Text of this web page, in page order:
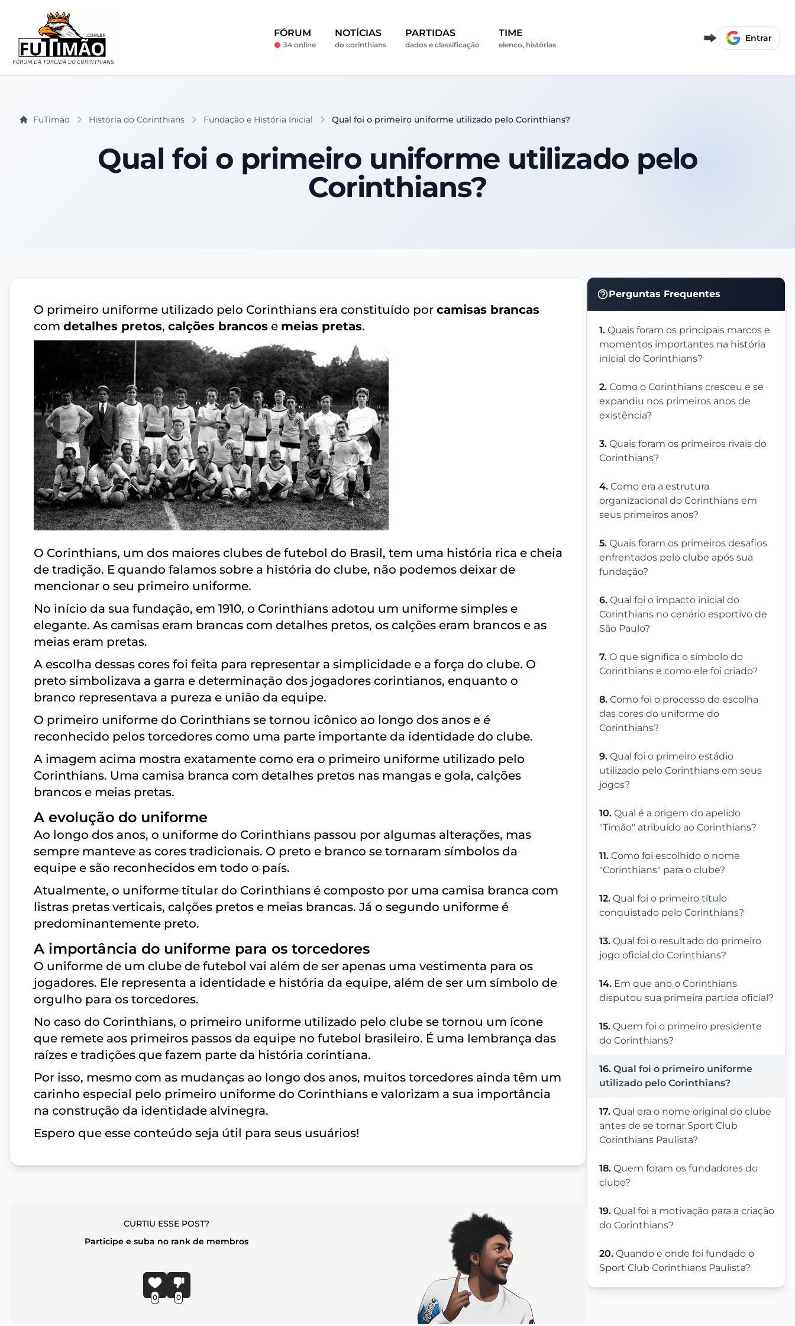
FÓRUM
34 online
NOTÍCIAS
do corinthians
PARTIDAS
dados e classificação
TIME
elenco, histórias
Entrar
FuTimão História do Corinthians Fundação e História Inicial Qual foi o primeiro uniforme utilizado pelo Corinthians?
Qual foi o primeiro uniforme utilizado pelo
Corinthians?
Perguntas Frequentes
1. Quais foram os principais marcos e
momentos importantes na história
inicial do Corinthians?
2. Como o Corinthians cresceu e se
expandiu nos primeiros anos de
existência?
3. Quais foram os primeiros rivais do
Corinthians?
4. Como era a estrutura
organizacional do Corinthians em
seus primeiros anos?
5. Quais foram os primeiros desafios
enfrentados pelo clube após sua
fundação?
6. Qual foi o impacto inicial do
Corinthians no cenário esportivo de
São Paulo?
7. O que significa o símbolo do
Corinthians e como ele foi criado?
8. Como foi o processo de escolha
das cores do uniforme do
Corinthians?
9. Qual foi o primeiro estádio
utilizado pelo Corinthians em seus
jogos?
10. Qual é a origem do apelido
"Timão" atribuído ao Corinthians?
11. Como foi escolhido o nome
"Corinthians" para o clube?
12. Qual foi o primeiro título
conquistado pelo Corinthians?
13. Qual foi o resultado do primeiro
jogo oficial do Corinthians?
14. Em que ano o Corinthians
disputou sua primeira partida oficial?
15. Quem foi o primeiro presidente
do Corinthians?
16. Qual foi o primeiro uniforme
utilizado pelo Corinthians?
17. Qual era o nome original do clube
antes de se tornar Sport Club
Corinthians Paulista?
18. Quem foram os fundadores do
clube?
19. Qual foi a motivação para a criação
do Corinthians?
20. Quando e onde foi fundado o
Sport Club Corinthians Paulista?
O primeiro uniforme utilizado pelo Corinthians era constituído por camisas brancas
com detalhes pretos, calções brancos e meias pretas.
O Corinthians, um dos maiores clubes de futebol do Brasil, tem uma história rica e cheia
de tradição. E quando falamos sobre a história do clube, não podemos deixar de
mencionar o seu primeiro uniforme.
No início da sua fundação, em 1910, o Corinthians adotou um uniforme simples e
elegante. As camisas eram brancas com detalhes pretos, os calções eram brancos e as
meias eram pretas.
A escolha dessas cores foi feita para representar a simplicidade e a força do clube. O
preto simbolizava a garra e determinação dos jogadores corintianos, enquanto o
branco representava a pureza e união da equipe.
O primeiro uniforme do Corinthians se tornou icônico ao longo dos anos e é
reconhecido pelos torcedores como uma parte importante da identidade do clube.
A imagem acima mostra exatamente como era o primeiro uniforme utilizado pelo
Corinthians. Uma camisa branca com detalhes pretos nas mangas e gola, calções
brancos e meias pretas.
A evolução do uniforme
Ao longo dos anos, o uniforme do Corinthians passou por algumas alterações, mas
sempre manteve as cores tradicionais. O preto e branco se tornaram símbolos da
equipe e são reconhecidos em todo o país.
Atualmente, o uniforme titular do Corinthians é composto por uma camisa branca com
listras pretas verticais, calções pretos e meias brancas. Já o segundo uniforme é
predominantemente preto.
A importância do uniforme para os torcedores
O uniforme de um clube de futebol vai além de ser apenas uma vestimenta para os
jogadores. Ele representa a identidade e história da equipe, além de ser um símbolo de
orgulho para os torcedores.
No caso do Corinthians, o primeiro uniforme utilizado pelo clube se tornou um ícone
que remete aos primeiros passos da equipe no futebol brasileiro. É uma lembrança das
raízes e tradições que fazem parte da história corintiana.
Por isso, mesmo com as mudanças ao longo dos anos, muitos torcedores ainda têm um
carinho especial pelo primeiro uniforme do Corinthians e valorizam a sua importância
na construção da identidade alvinegra.
Espero que esse conteúdo seja útil para seus usuários!
CURTIU ESSE POST?
Participe e suba no rank de membros
0 0